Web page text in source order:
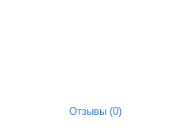
Отзывы (0)